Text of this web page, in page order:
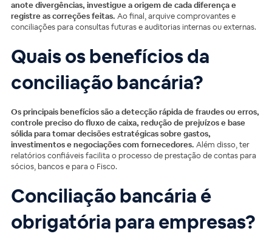
anote divergências, investigue a origem de cada diferença e
registre as correções feitas. Ao final, arquive comprovantes e
conciliações para consultas futuras e auditorias internas ou externas.
Quais os benefícios da
conciliação bancária?
Os principais benefícios são a detecção rápida de fraudes ou erros,
controle preciso do fluxo de caixa, redução de prejuízos e base
sólida para tomar decisões estratégicas sobre gastos,
investimentos e negociações com fornecedores. Além disso, ter
relatórios confiáveis facilita o processo de prestação de contas para
sócios, bancos e para o Fisco.
Conciliação bancária é
obrigatória para empresas?